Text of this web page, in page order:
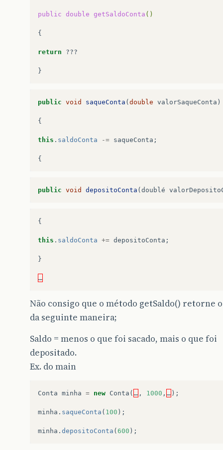
public double getSaldoConta ()
{
return ???
public void saqueConta ( double valorSaqueConta )
{
this . saldoConta -= saqueConta ;
{
public void depositoConta ( doublé
{
this . saldoConta += depositoConta ;
}
…
Não consigo que o método getSaldo() retorne
da seguinte maneira;
Saldo = menos o que foi sacado, mais o que foi
depositado.
Ex. do main
Conta minha = new Conta ( … , 1000 , … );
minha . saqueConta ( 100 );
minha . depositoConta ( 600 );